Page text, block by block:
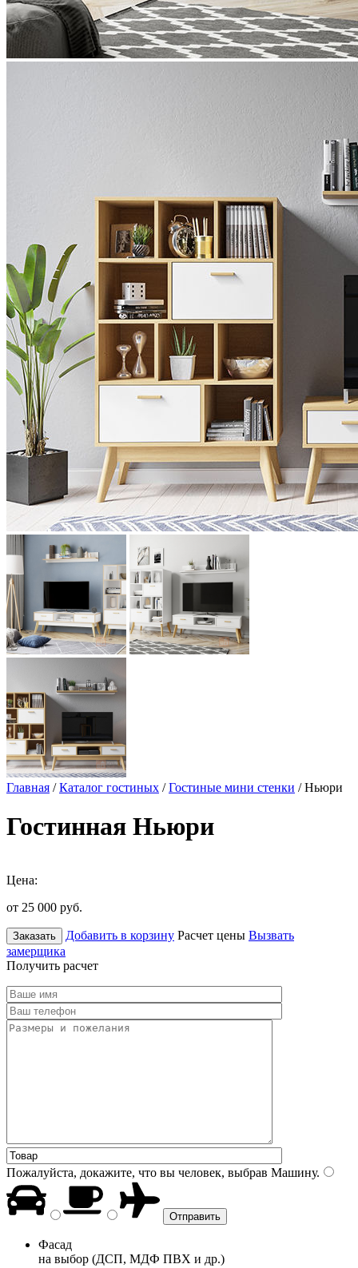
Главная /Каталог гостиных /Гостиные мини стенки / Ньюри
Гостинная Ньюри
Цена:
от 25 000 руб.
Заказать Добавить в корзину Расчет цены Вызвать
замерщика
Получить расчет
Пожалуйста, докажите, что вы человек, выбрав Машину.
Фасад
на выбор (ДСП, МДФ ПВХ и др.)